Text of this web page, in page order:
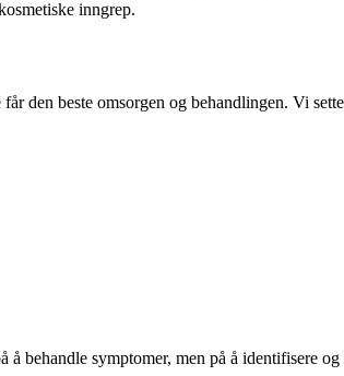
inngrep.
den beste omsorgen og behandlingen. Vi
symptomer, men på å identifisere og